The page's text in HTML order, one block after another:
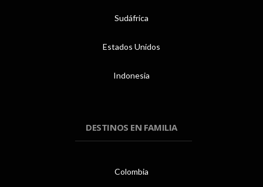
Sudáfrica
Estados Unidos
Indonesia
DESTINOS EN FAMILIA
Colombia